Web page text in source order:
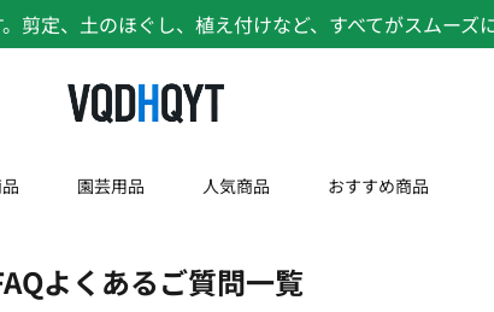
剪定、土のほぐし、植え付けなど、すべてがスムーズ
園芸用品 人気商品 おすすめ商品
よくあるご質問一覧